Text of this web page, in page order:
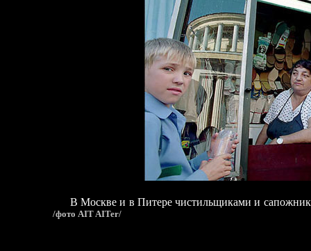
В Москве и в Питере чистильщиками и
/фото AIT AITer/